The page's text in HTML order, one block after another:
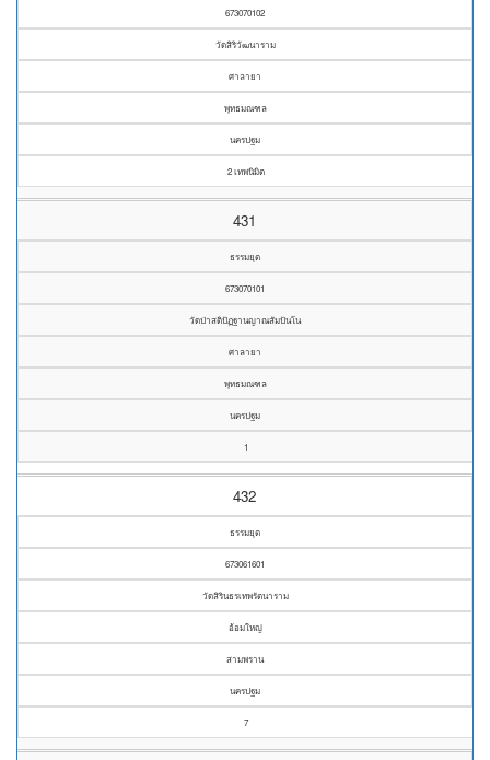
673070102
วัดสิริวัฒนาราม
ศาลายา
พุทธมณฑล
นครปฐม
2 เทพนิมิต
431
ธรรมยุต
673070101
วัดป่าสติปัฏฐานญาณสัมปันโน
ศาลายา
พุทธมณฑล
นครปฐม
1
432
ธรรมยุต
673061601
วัดสิรินธรเทพรัตนาราม
อ้อมใหญ่
สามพราน
นครปฐม
7